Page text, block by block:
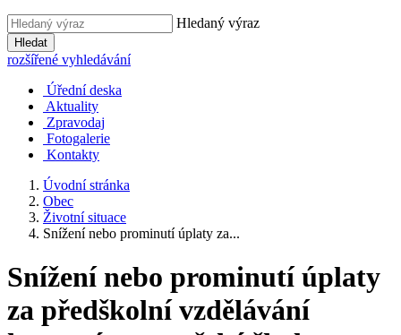
Hledaný výraz
Hledat
rozšířené vyhledávání
Úřední deska
Aktuality
Zpravodaj
Fotogalerie
Kontakty
Úvodní stránka
Obec
Životní situace
Snížení nebo prominutí úplaty za...
Snížení nebo prominutí úplaty
za předškolní vzdělávání